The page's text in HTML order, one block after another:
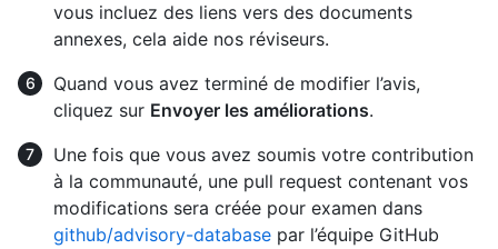
vous incluez des liens vers des documents
annexes, cela aide nos réviseurs.
Quand vous avez terminé de modifier l’avis,
cliquez sur Envoyer les améliorations.
Une fois que vous avez soumis votre contribution
à la communauté, une pull request contenant vos
modifications sera créée pour examen dans
github/advisory-database par l’équipe GitHub